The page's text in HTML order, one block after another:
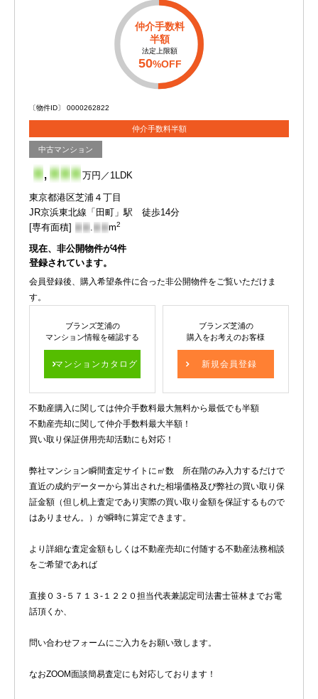
仲介手数料
半額
法定上限額
50%OFF
〔物件ID〕 0000262822
仲介手数料半額
中古マンション
- ,- - - 万円／1LDK
東京都港区芝浦４丁目
JR京浜東北線「田町」駅 徒歩14分
[専有面積] - - .- - m2
現在、非公開物件が4件
登録されています。
会員登録後、購入希望条件に合った非公開物件をご覧いただけま
す。
ブランズ芝浦の
マンション情報を確認する
マンションカタログ
ブランズ芝浦の
購入をお考えのお客様
新規会員登録
不動産購入に関しては仲介手数料最大無料から最低でも半額
不動産売却に関して仲介手数料最大半額！
買い取り保証併用売却活動にも対応！
弊社マンション瞬間査定サイトに㎡数 所在階のみ入力するだけで
直近の成約データーから算出された相場価格及び弊社の買い取り保
証金額（但し机上査定であり実際の買い取り金額を保証するもので
はありません。）が瞬時に算定できます。
より詳細な査定金額もしくは不動産売却に付随する不動産法務相談
をご希望であれば
直接０３-５７１３-１２２０担当代表兼認定司法書士笹林までお電
話頂くか、
問い合わせフォームにご入力をお願い致します。
なおZOOM面談簡易査定にも対応しております！